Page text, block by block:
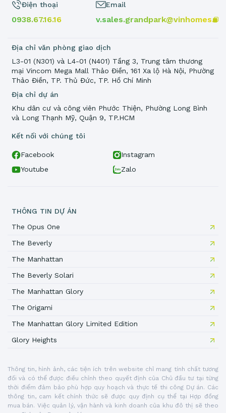
Địa chỉ dự án
Khu dân cư và công viên Phước Thiện, Phường Long Bình
và Long Thạnh Mỹ, Quận 9, TP.HCM
Điện thoại
0938.67.16.16
Email
v.sales.grandpark@vinhomes.vn
Địa chỉ văn phòng giao dịch
L3-01 (N301) và L4-01 (N401) Tầng 3, Trung tâm thương
mại Vincom Mega Mall Thảo Điền, 161 Xa lộ Hà Nội, Phường
Thảo Điền, TP. Thủ Đức, TP. Hồ Chí Minh
Kết nối với chúng tôi
Facebook
Instagram
Youtube
Zalo
THÔNG TIN DỰ ÁN
The Opus One
The Beverly
The Manhattan
The Beverly Solari
The Manhattan Glory
The Origami
The Manhattan Glory Limited Edition
Glory Heights
Thông tin, hình ảnh, các tiện ích trên website chỉ mang tính chất tương
đối và có thể được điều chỉnh theo quyết định của Chủ đầu tư tại từng
thời điểm đảm bảo phù hợp quy hoạch và thực tế thi công Dự án. Các
thông tin, cam kết chính thức sẽ được quy định cụ thể tại Hợp đồng
mua bán. Việc quản lý, vận hành và kinh doanh của khu đô thị sẽ theo